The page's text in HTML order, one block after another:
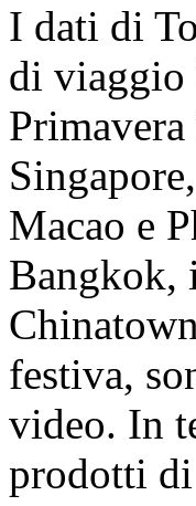
I dati di
di viaggio
Macao e
Bangkok,
festiva,
video. In
prodotti